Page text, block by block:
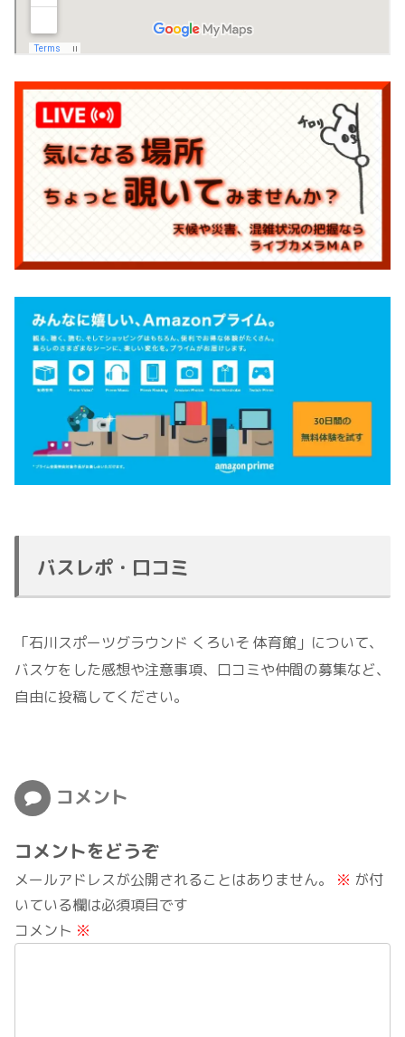
バスレポ・口コミ
「石川スポーツグラウンド くろいそ 体育館」について、
バスケをした感想や注意事項、口コミや仲間の募集など、
自由に投稿してください。
コメント
コメントをどうぞ
メールアドレスが公開されることはありません。 ※ が付
いている欄は必須項目です
コメント ※